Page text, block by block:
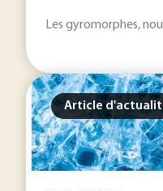
Les gyromorphes,
Article